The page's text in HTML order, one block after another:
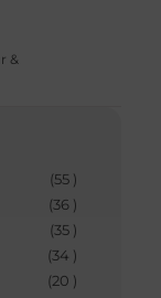
(55 )
(36 )
(35 )
(34 )
(20 )
&